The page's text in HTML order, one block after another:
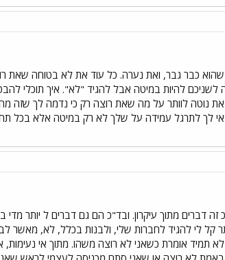
כבר גבר, ואת נערה. כל עוד את לא בטוחה שאת
להיות במיטה אבל להגיד "לא". איך תוכלי
נוטה לוותר על מה שאת רוצה רק כי נדמה לך שזה
לך לתרגל עמידה על שלך לא רק במיטה אלא בכל
מתוך עיקרון. ובד"כ הם גם דברים ל יותר מדי
קל לי להגיד לחברות שלי, ולבנות בכלל, לא, מאשר
תמיד אומרת כשאני לא רוצה משהו. מתוך אי נעימות,